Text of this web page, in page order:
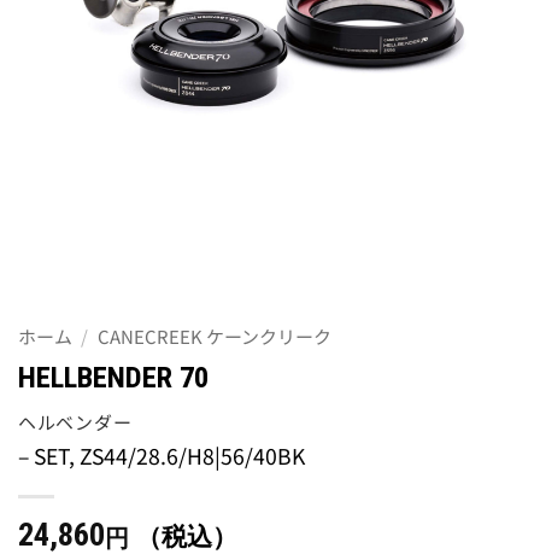
ホーム / CANECREEK ケーンクリーク
HELLBENDER 70
ヘルベンダー
– SET, ZS44/28.6/H8|56/40BK
24,860 円 （税込）